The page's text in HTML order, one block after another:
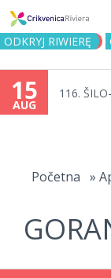
ODKRYJ RIWIERĘ
15
AUG
116.
Početna »